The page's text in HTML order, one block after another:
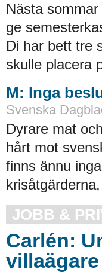
Nästa
ge
Di har bett tre
skulle placera
M: Inga
Svenska
Dyrare mat
hårt mot
finns ännu
JOBB &
Carlén:
villaägare